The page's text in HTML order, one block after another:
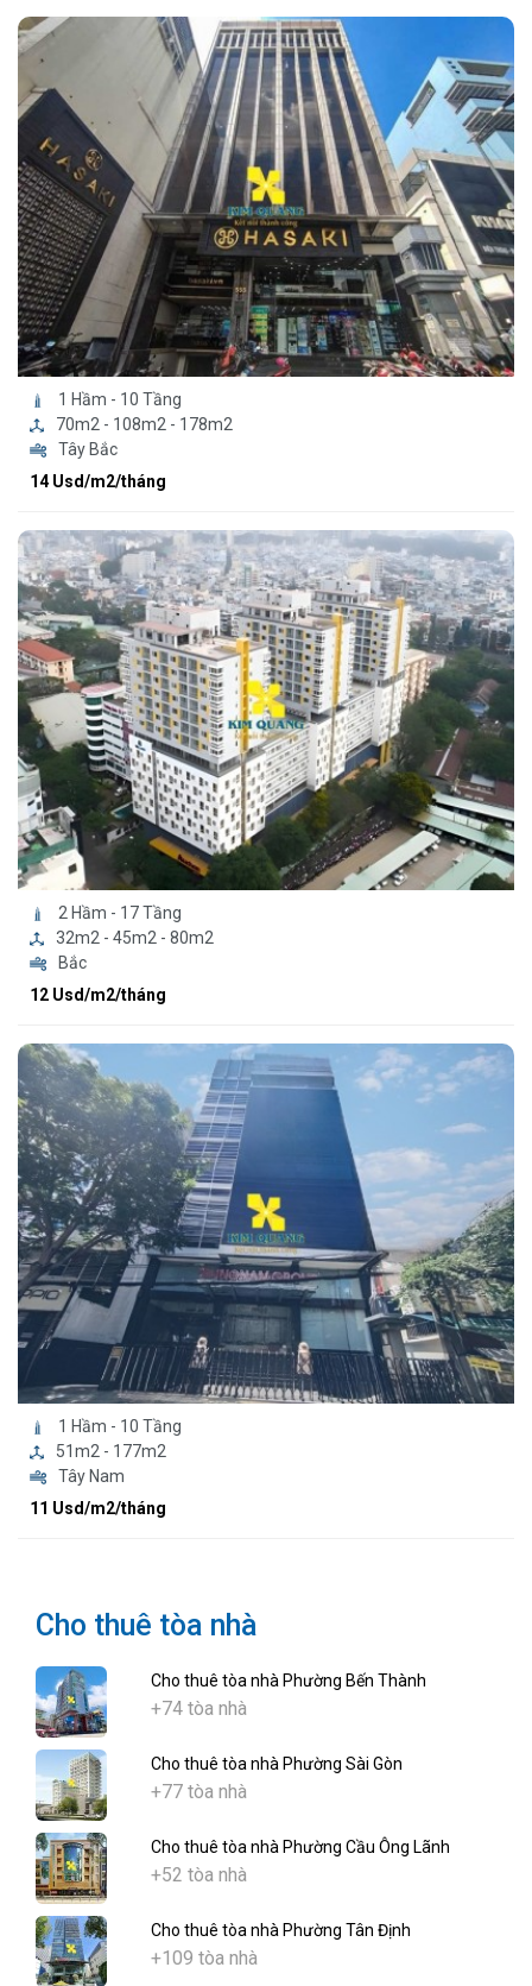
1 Hầm - 10 Tầng
70m2 - 108m2 - 178m2
Tây Bắc
14 Usd/m2/tháng
2 Hầm - 17 Tầng
32m2 - 45m2 - 80m2
Bắc
12 Usd/m2/tháng
1 Hầm - 10 Tầng
51m2 - 177m2
Tây Nam
11 Usd/m2/tháng
Cho thuê tòa nhà
Cho thuê tòa nhà Phường Bến Thành
+74 tòa nhà
Cho thuê tòa nhà Phường Sài Gòn
+77 tòa nhà
Cho thuê tòa nhà Phường Cầu Ông Lãnh
+52 tòa nhà
Cho thuê tòa nhà Phường Tân Định
+109 tòa nhà